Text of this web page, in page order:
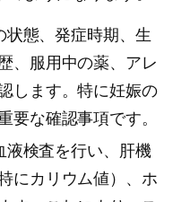
状態、発症時期、生
、服用中の薬、アレ
します。特に妊娠の
要な確認事項です。
液検査を行い、肝機
にカリウム値）、ホ